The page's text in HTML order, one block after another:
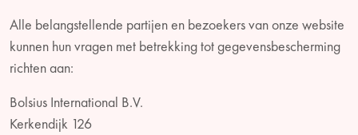
Alle belangstellende partijen en bezoekers van onze website
kunnen hun vragen met betrekking tot gegevensbescherming
richten aan:
Bolsius International B.V.
Kerkendijk 126